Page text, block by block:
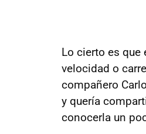
Lo cierto es
velocidad o
compañero
y quería
conocerla un